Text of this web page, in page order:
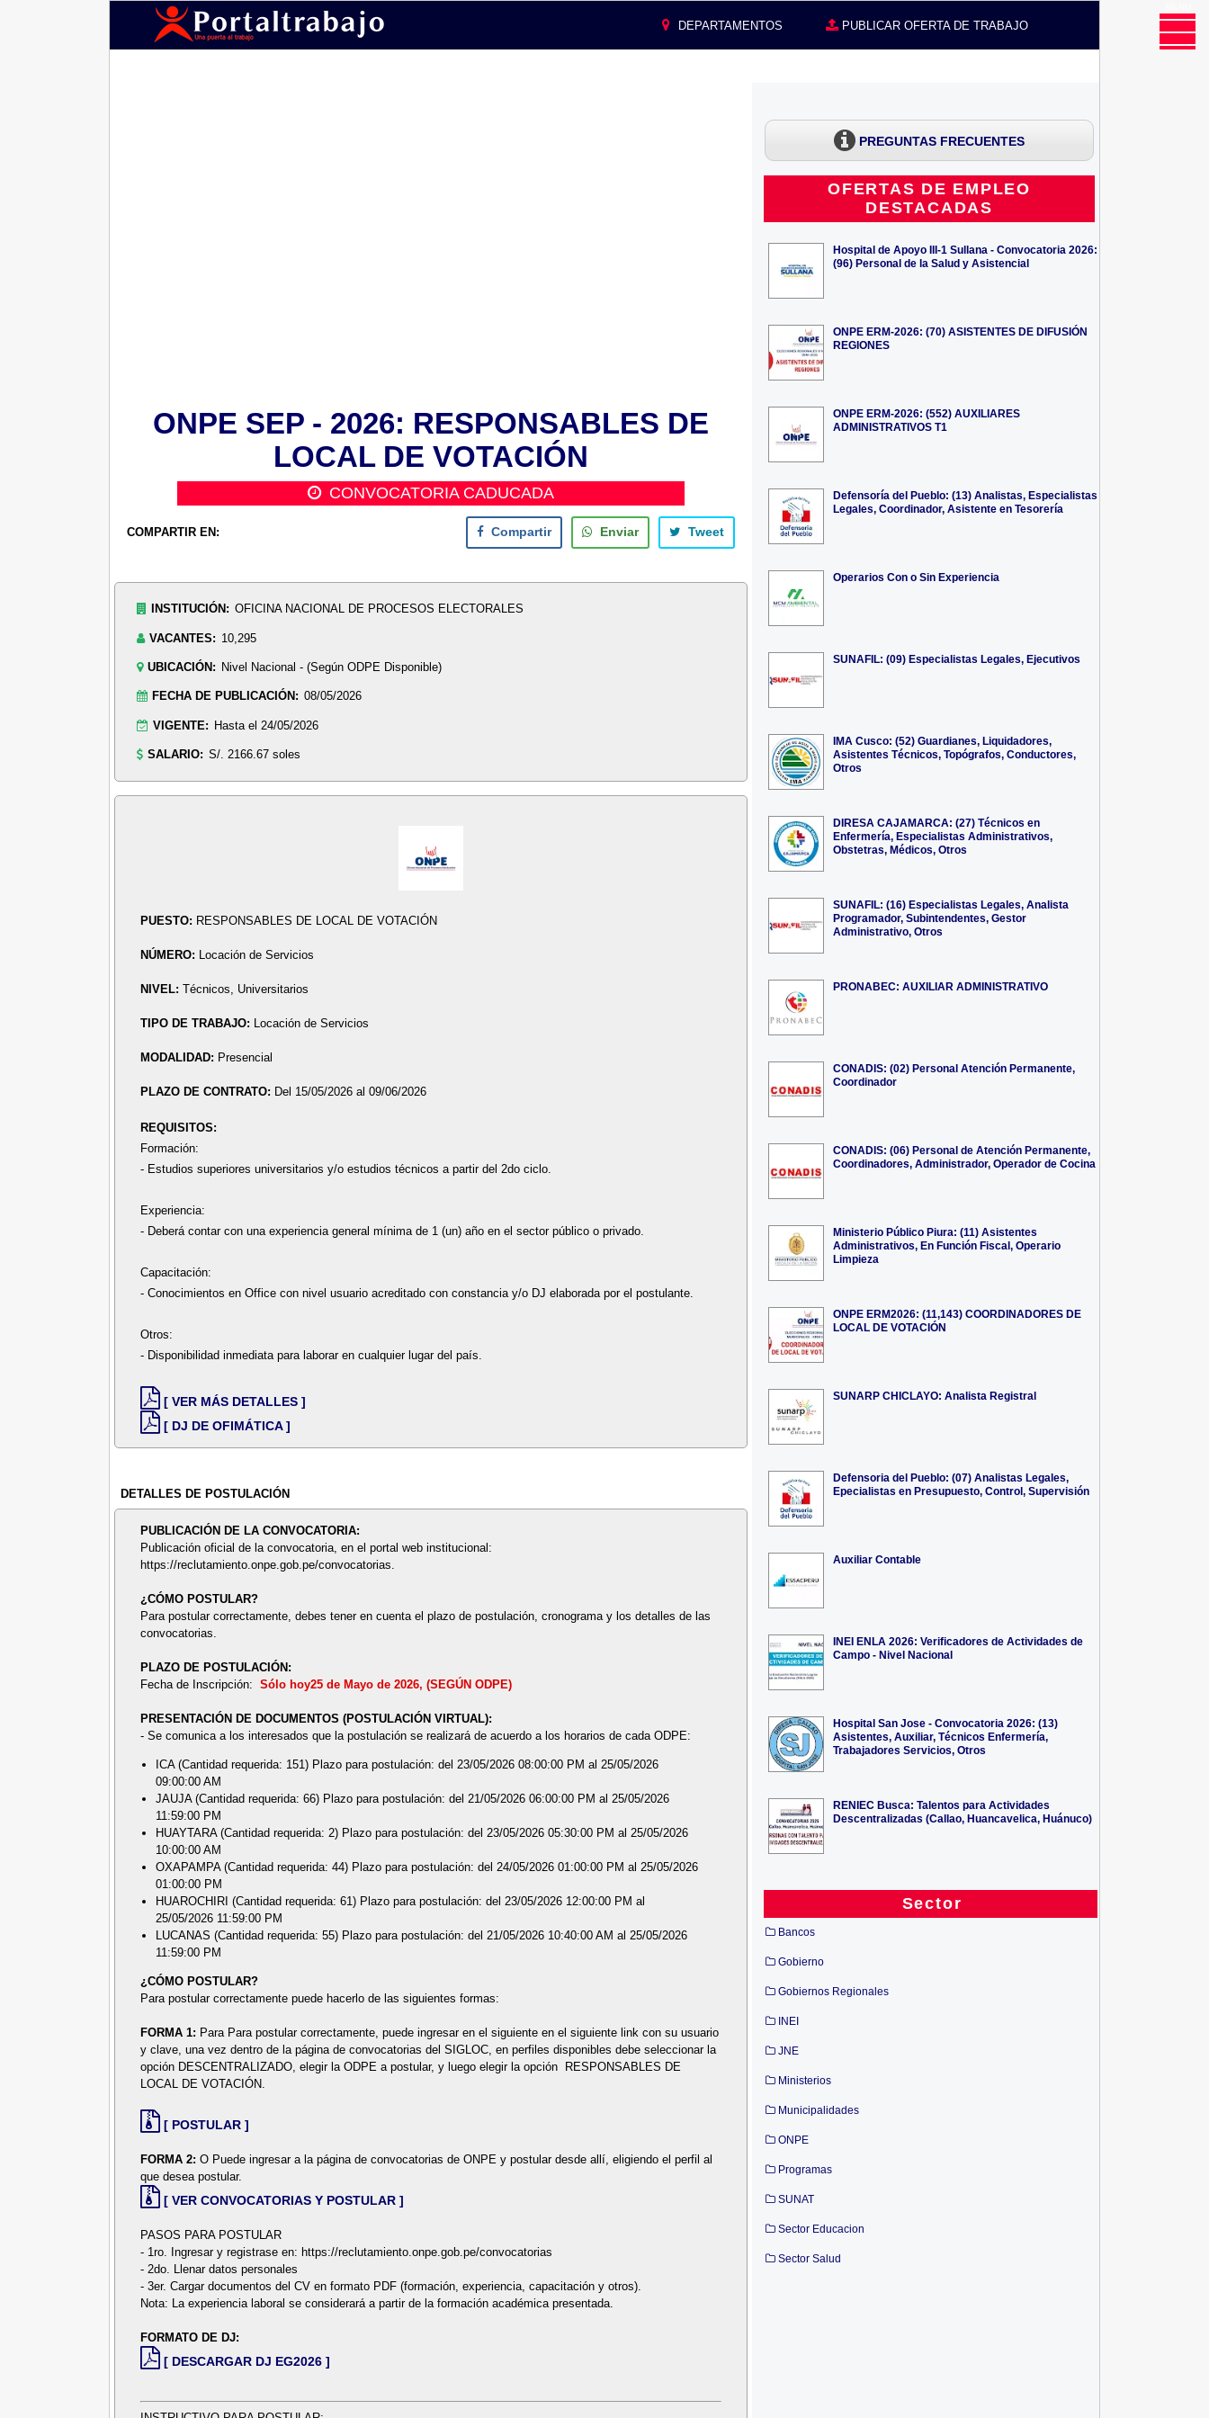
DEPARTAMENTOS PUBLICAR OFERTA DE TRABAJO
ONPE SEP - 2026: RESPONSABLES DE
LOCAL DE VOTACIÓN
CONVOCATORIA CADUCADA
COMPARTIR EN: Compartir Enviar Tweet
INSTITUCIÓN: OFICINA NACIONAL DE PROCESOS ELECTORALES
VACANTES: 10,295
UBICACIÓN: Nivel Nacional - (Según ODPE Disponible)
FECHA DE PUBLICACIÓN: 08/05/2026
VIGENTE: Hasta el 24/05/2026
SALARIO: S/. 2166.67 soles
PUESTO: RESPONSABLES DE LOCAL DE VOTACIÓN
NÚMERO: Locación de Servicios
NIVEL:Técnicos, Universitarios
TIPO DE TRABAJO: Locación de Servicios
MODALIDAD: Presencial
PLAZO DE CONTRATO: Del 15/05/2026 al 09/06/2026
REQUISITOS:
Formación:
- Estudios superiores universitarios y/o estudios técnicos a partir del 2do ciclo.
Experiencia:
- Deberá contar con una experiencia general mínima de 1 (un) año en el sector público o privado.
Capacitación:
- Conocimientos en Office con nivel usuario acreditado con constancia y/o DJ elaborada por el postulante.
Otros:
- Disponibilidad inmediata para laborar en cualquier lugar del país.
[ VER MÁS DETALLES ]
[ DJ DE OFIMÁTICA ]
DETALLES DE POSTULACIÓN
PUBLICACIÓN DE LA CONVOCATORIA:
Publicación oficial de la convocatoria, en el portal web institucional:
https://reclutamiento.onpe.gob.pe/convocatorias.
¿CÓMO POSTULAR?
Para postular correctamente, debes tener en cuenta el plazo de postulación, cronograma y los detalles de las
convocatorias.
PLAZO DE POSTULACIÓN:
Fecha de Inscripción:Sólo hoy25 de Mayo de 2026, (SEGÚN ODPE)
PRESENTACIÓN DE DOCUMENTOS (POSTULACIÓN VIRTUAL):
- Se comunica a los interesados que la postulación se realizará de acuerdo a los horarios de cada ODPE:
ICA (Cantidad requerida: 151) Plazo para postulación: del 23/05/2026 08:00:00 PM al 25/05/2026
09:00:00 AM
JAUJA (Cantidad requerida: 66) Plazo para postulación: del 21/05/2026 06:00:00 PM al 25/05/2026
11:59:00 PM
HUAYTARA (Cantidad requerida: 2) Plazo para postulación: del 23/05/2026 05:30:00 PM al 25/05/2026
10:00:00 AM
OXAPAMPA (Cantidad requerida: 44) Plazo para postulación: del 24/05/2026 01:00:00 PM al 25/05/2026
01:00:00 PM
HUAROCHIRI (Cantidad requerida: 61) Plazo para postulación: del 23/05/2026 12:00:00 PM al
25/05/2026 11:59:00 PM
LUCANAS (Cantidad requerida: 55) Plazo para postulación: del 21/05/2026 10:40:00 AM al 25/05/2026
11:59:00 PM
¿CÓMO POSTULAR?
Para postular correctamente puede hacerlo de las siguientes formas:
FORMA 1: Para Para postular correctamente, puede ingresar en el siguiente en el siguiente link con su usuario
y clave, una vez dentro de la página de convocatorias del SIGLOC, en perfiles disponibles debe seleccionar la
opción DESCENTRALIZADO, elegir la ODPE a postular, y luego elegir la opción RESPONSABLES DE
LOCAL DE VOTACIÓN.
[ POSTULAR ]
FORMA 2: O Puede ingresar a la página de convocatorias de ONPE y postular desde allí, eligiendo el perfil al
que desea postular.
[ VER CONVOCATORIAS Y POSTULAR ]
PASOS PARA POSTULAR
- 1ro. Ingresar y registrase en: https://reclutamiento.onpe.gob.pe/convocatorias
- 2do. Llenar datos personales
- 3er. Cargar documentos del CV en formato PDF (formación, experiencia, capacitación y otros).
Nota: La experiencia laboral se considerará a partir de la formación académica presentada.
FORMATO DE DJ:
[ DESCARGAR DJ EG2026 ]
PREGUNTAS FRECUENTES
OFERTAS DE EMPLEO
DESTACADAS
Hospital de Apoyo III-1 Sullana - Convocatoria 2026:
(96) Personal de la Salud y Asistencial
ONPE ERM-2026: (70) ASISTENTES DE DIFUSIÓN
REGIONES
ONPE ERM-2026: (552) AUXILIARES
ADMINISTRATIVOS T1
Defensoría del Pueblo: (13) Analistas, Especialistas
Legales, Coordinador, Asistente en Tesorería
Operarios Con o Sin Experiencia
SUNAFIL: (09) Especialistas Legales, Ejecutivos
IMA Cusco: (52) Guardianes, Liquidadores,
Asistentes Técnicos, Topógrafos, Conductores,
Otros
DIRESA CAJAMARCA: (27) Técnicos en
Enfermería, Especialistas Administrativos,
Obstetras, Médicos, Otros
SUNAFIL: (16) Especialistas Legales, Analista
Programador, Subintendentes, Gestor
Administrativo, Otros
PRONABEC: AUXILIAR ADMINISTRATIVO
CONADIS: (02) Personal Atención Permanente,
Coordinador
CONADIS: (06) Personal de Atención Permanente,
Coordinadores, Administrador, Operador de Cocina
Ministerio Público Piura: (11) Asistentes
Administrativos, En Función Fiscal, Operario
Limpieza
ONPE ERM2026: (11,143) COORDINADORES DE
LOCAL DE VOTACIÓN
SUNARP CHICLAYO: Analista Registral
Defensoria del Pueblo: (07) Analistas Legales,
Epecialistas en Presupuesto, Control, Supervisión
Auxiliar Contable
INEI ENLA 2026: Verificadores de Actividades de
Campo - Nivel Nacional
Hospital San Jose - Convocatoria 2026: (13)
Asistentes, Auxiliar, Técnicos Enfermería,
Trabajadores Servicios, Otros
RENIEC Busca: Talentos para Actividades
Descentralizadas (Callao, Huancavelica, Huánuco)
Sector
Bancos
Gobierno
Gobiernos Regionales
INEI
JNE
Ministerios
Municipalidades
ONPE
Programas
SUNAT
Sector Educacion
Sector Salud